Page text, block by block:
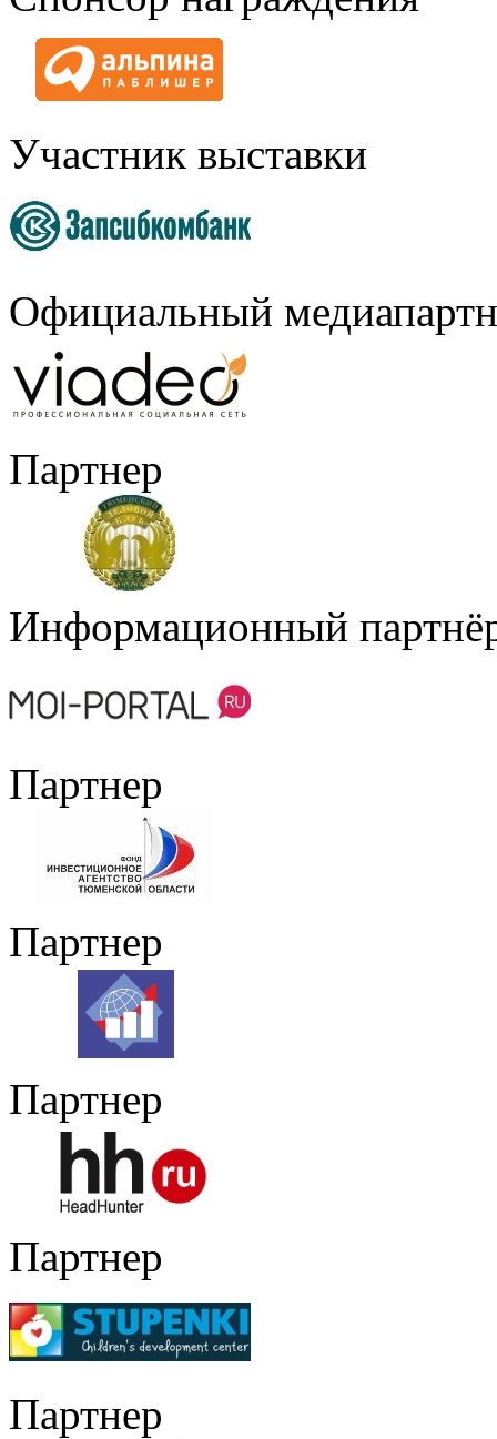
Участник выставки
Официальный
Партнер
Информационный
Партнер
Партнер
Партнер
Партнер
Партнер